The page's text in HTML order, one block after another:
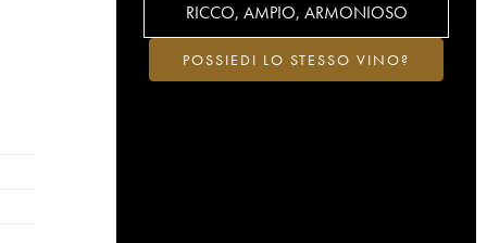
RICCO, AMPIO, ARMONIOSO
POSSIEDI LO STESSO VINO?